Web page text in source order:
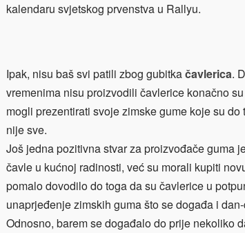
kalendaru svjetskog prvenstva u Rallyu.
Ipak, nisu baš svi patili zbog gubitkačavlerica.
vremenima nisu proizvodili čavlerice konačno
mogli prezentirati svoje zimske gume koje su
nije sve.
Još jedna pozitivna stvar za proizvođače guma
čavle u kućnoj radinosti, već su morali kupiti
pomalo dovodilo do toga da su čavlerice u
unaprjeđenje zimskih guma što se događa i
Odnosno, barem se događalo do prije nekoliko